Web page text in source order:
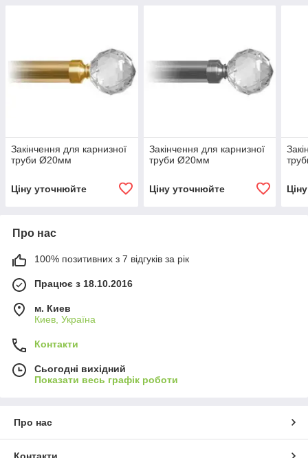
Закінчення для карнизної
труби Ø20мм
Ціну уточнюйте
Закінчення для карнизної
труби Ø20мм
Ціну уточнюйте
Про нас
100% позитивних з 7 відгуків за рік
Працює з 18.10.2016
м. Киев
Киев, Україна
Контакти
Сьогодні вихідний
Показати весь графік роботи
Про нас